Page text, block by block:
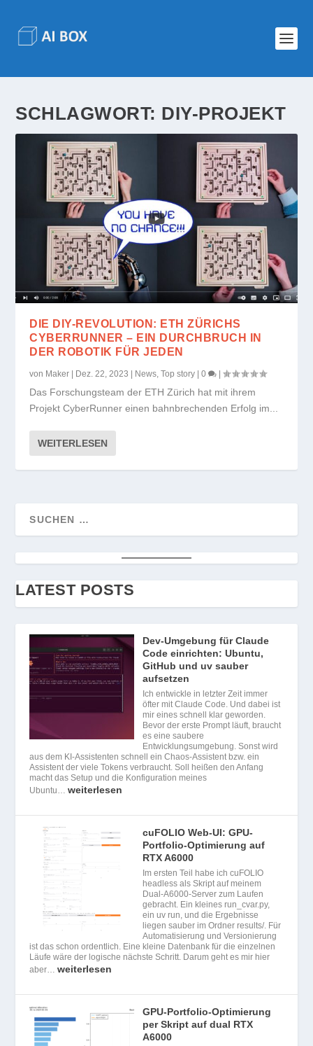
SCHLAGWORT: DIY-PROJEKT
DIE DIY-REVOLUTION: ETH ZÜRICHS
CYBERRUNNER – EIN DURCHBRUCH IN
DER ROBOTIK FÜR JEDEN
von Maker | Dez. 22, 2023 | News ,Top story |0 |
Das Forschungsteam der ETH Zürich hat mit ihrem
Projekt CyberRunner einen bahnbrechenden Erfolg im...
WEITERLESEN
LATEST POSTS
Dev-Umgebung für Claude
Code einrichten: Ubuntu,
GitHub und uv sauber
aufsetzen
Ich entwickle in letzter Zeit immer
öfter mit Claude Code. Und dabei ist
mir eines schnell klar geworden.
Bevor der erste Prompt läuft, braucht
es eine saubere
Entwicklungsumgebung. Sonst wird
aus dem KI-Assistenten schnell ein Chaos-Assistent bzw. ein
Assistent der viele Tokens verbraucht. Soll heißen den Anfang
macht das Setup und die Konfiguration meines
Ubuntu…weiterlesen
cuFOLIO Web-UI: GPU-
Portfolio-Optimierung auf
RTX A6000
Im ersten Teil habe ich cuFOLIO
headless als Skript auf meinem
Dual-A6000-Server zum Laufen
gebracht. Ein kleines run_cvar.py,
ein uv run, und die Ergebnisse
liegen sauber im Ordner results/. Für
Automatisierung und Versionierung
ist das schon ordentlich. Eine kleine Datenbank für die einzelnen
Läufe wäre der logische nächste Schritt. Darum geht es mir hier
aber…weiterlesen
GPU-Portfolio-Optimierung
per Skript auf dual RTX
A6000